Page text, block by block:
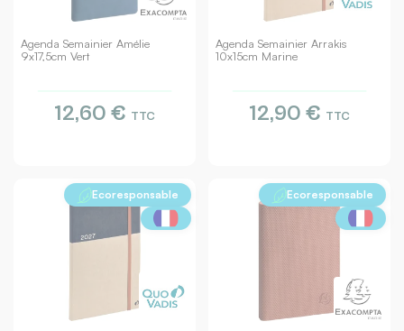
Agenda Semainier Amélie
9x17,5cm Vert
12,60 € TTC
Agenda Semainier Arrakis
10x15cm Marine
12,90 € TTC
Ecoresponsable Ecoresponsable